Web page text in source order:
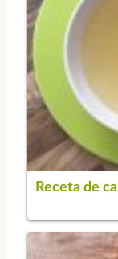
Receta de